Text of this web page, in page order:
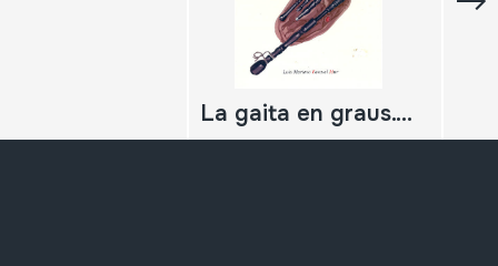
La gaita en graus. Un siglo de gaitas y gaiteros